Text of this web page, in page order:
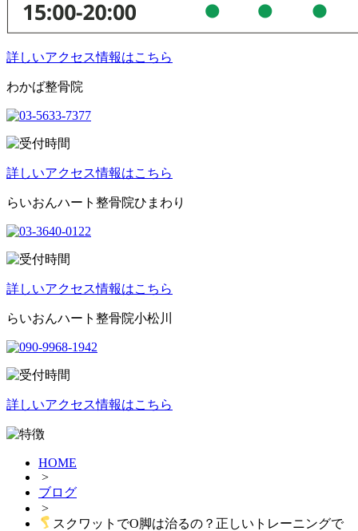
詳しいアクセス情報はこちら
わかば整骨院
詳しいアクセス情報はこちら
らいおんハート整骨院ひまわり
詳しいアクセス情報はこちら
らいおんハート整骨院小松川
詳しいアクセス情報はこちら
HOME
>
ブログ
>
スクワットでO脚は治るの？正しいトレーニングで